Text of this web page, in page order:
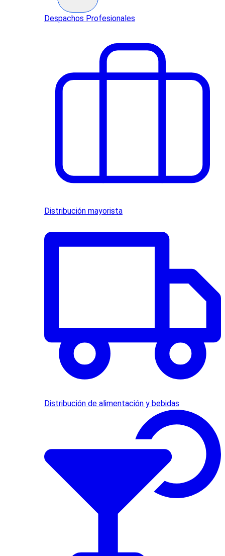
Despachos Profesionales
Distribución mayorista
Distribución de alimentación y bebidas